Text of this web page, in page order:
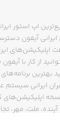
اپ استور
آیفون
از کار با
برنامه‌های
اپلیکیشن‌های
ملت، مهر،